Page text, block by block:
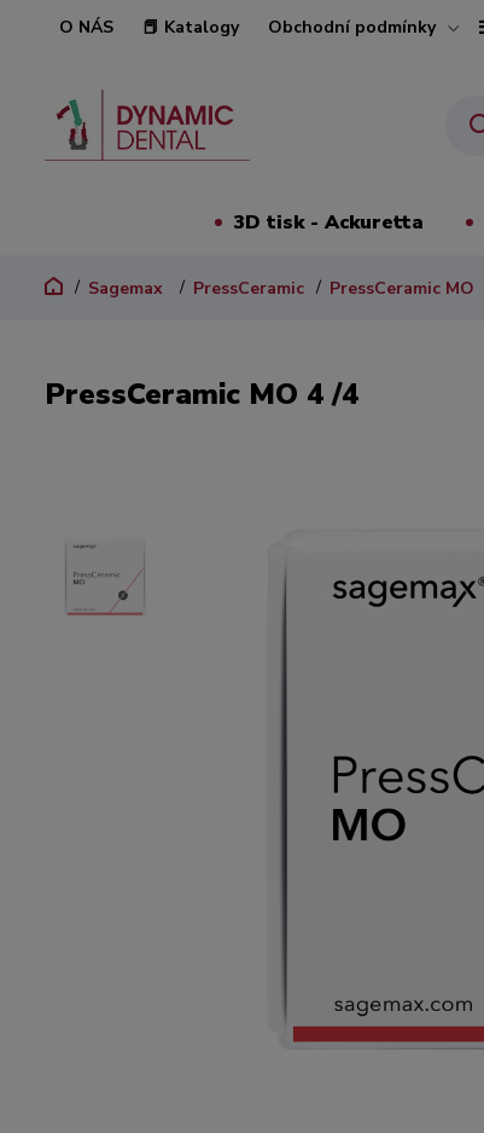
O NÁS 📕 Katalogy Obchodní podmínky
3D tisk - Ackuretta
Sagemax PressCeramic PressCeramic MO
PressCeramic MO 4 /4